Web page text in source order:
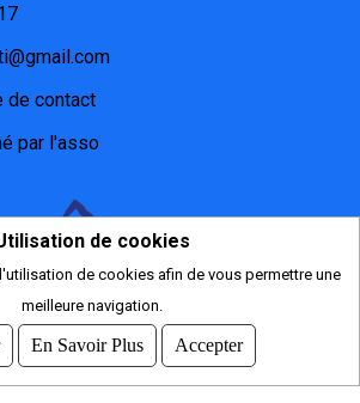
de contact
par l'asso
2026
© COMITI -CGVU
OPTIMISÉ POUR CHROME ET FIREFOX
de cookies
de cookies afin de vous permettre une
meilleure navigation.
En Savoir Plus Accepter